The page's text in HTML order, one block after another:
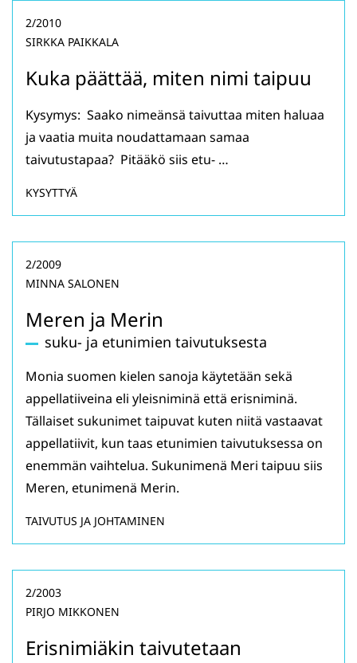
Kuka päättää, miten nimi taipuu
2/2010
SIRKKA PAIKKALA
Kysymys: Saako nimeänsä taivuttaa miten haluaa
ja vaatia muita noudattamaan samaa
taivutustapaa? Pitääkö siis etu- …
KYSYTTYÄ
Meren ja Merin
suku- ja etunimien taivutuksesta
2/2009
MINNA SALONEN
Monia suomen kielen sanoja käytetään sekä
appellatiiveina eli yleisniminä että erisniminä.
Tällaiset sukunimet taipuvat kuten niitä vastaavat
appellatiivit, kun taas etunimien taivutuksessa on
enemmän vaihtelua. Sukunimenä Meri taipuu siis
Meren, etunimenä Merin.
TAIVUTUS JA JOHTAMINEN
Erisnimiäkin taivutetaan
2/2003
PIRJO MIKKONEN